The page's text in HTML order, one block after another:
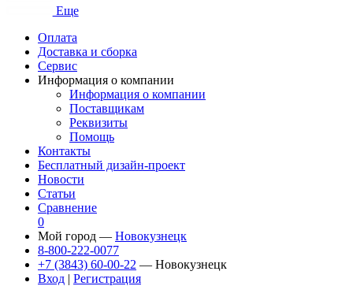
Еще
Оплата
Доставка и сборка
Сервис
Информация о компании
Информация о компании
Поставщикам
Реквизиты
Помощь
Контакты
Бесплатный дизайн-проект
Новости
Статьи
Сравнение
0
Мой город — Новокузнецк
8-800-222-0077
+7 (3843) 60-00-22 — Новокузнецк
Вход | Регистрация